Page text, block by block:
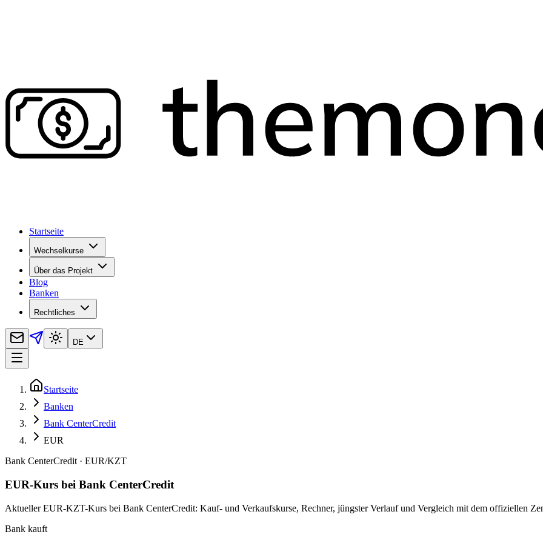
Startseite
Wechselkurse
Über das Projekt
Blog
Banken
Rechtliches
DE
Startseite
Banken
Bank CenterCredit
EUR
Bank CenterCredit · EUR/KZT
EUR-Kurs bei Bank CenterCredit
Aktueller EUR-KZT-Kurs bei Bank CenterCredit: Kauf- und Verkaufskurse, Rechner, jüngster Verlauf und Vergleich mit dem offiziellen
Bank kauft